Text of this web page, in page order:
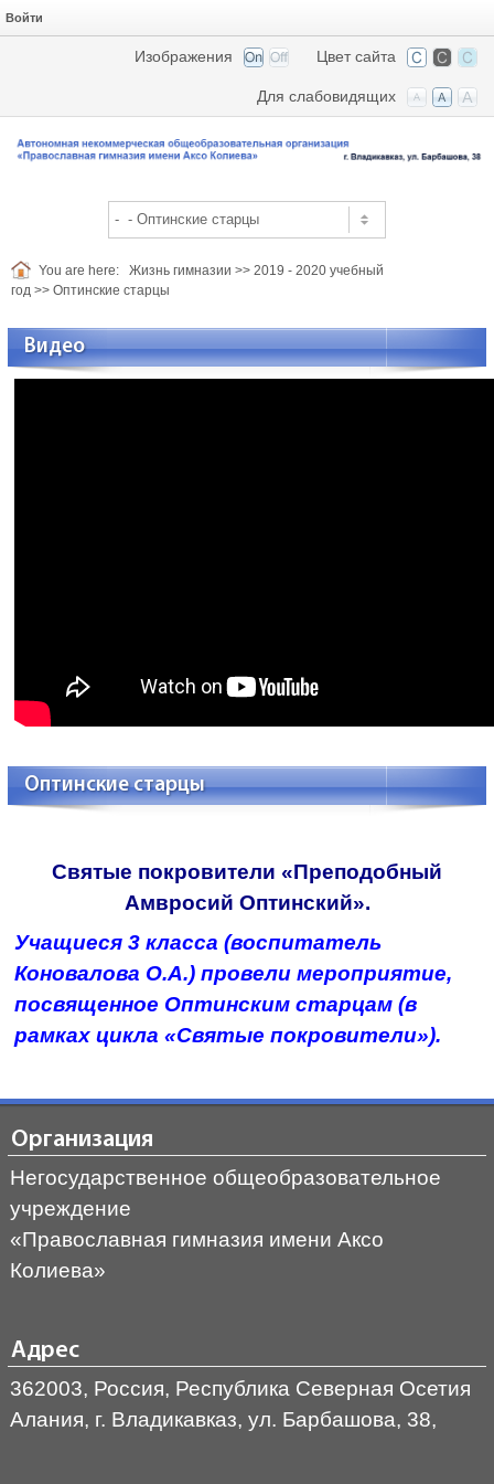
Войти
Цвет сайта
Изображения
Для слабовидящих
You are here: Жизнь гимназии >> 2019 - 2020 учебный
год >> Оптинские старцы
Видео
Оптинские старцы
Святые покровители «Преподобный
Амвросий Оптинский».
Учащиеся 3 класса (воспитатель
Коновалова О.А.) провели мероприятие,
посвященное Оптинским старцам (в
рамках цикла «Святые покровители»).
Организация
Негосударственное общеобразовательное
учреждение
«Православная гимназия имени Аксо
Колиева»
Адрес
362003, Россия, Республика Северная Осетия
Алания, г. Владикавказ, ул. Барбашова, 38,